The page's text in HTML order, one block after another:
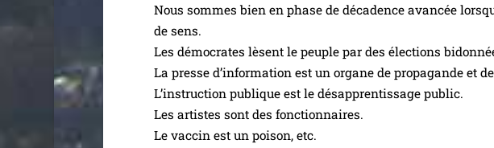
Nous sommes bien en phase de déca­dence avan­cée
de sens.
Les démo­crates lèsent le peuple par des élec­tions
La presse d’in­for­ma­tion est un organe de pro­pa­gande et
L’instruction publique est le désap­pren­tis­sage public.
Les artistes sont des fonc­tion­naires.
Le vac­cin est un poi­son, etc.